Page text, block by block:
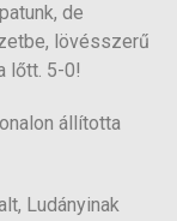
de
lövésszerű
lőtt. 5-0!
állította
Ludányinak